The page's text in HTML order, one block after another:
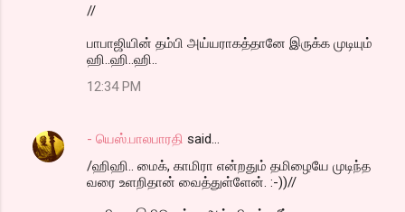
//
பாபாஜியின் தம்பி அய்யராகத்தானே இருக்க முடியும்
ஹி..ஹி..ஹி..
12:34 PM
- யெஸ்.பாலபாரதி said…
/ஹிஹி.. மைக், காமிரா என்றதும் தமிழையே முடிந்த
வரை உளறிதான் வைத்துள்ளேன். :-))//